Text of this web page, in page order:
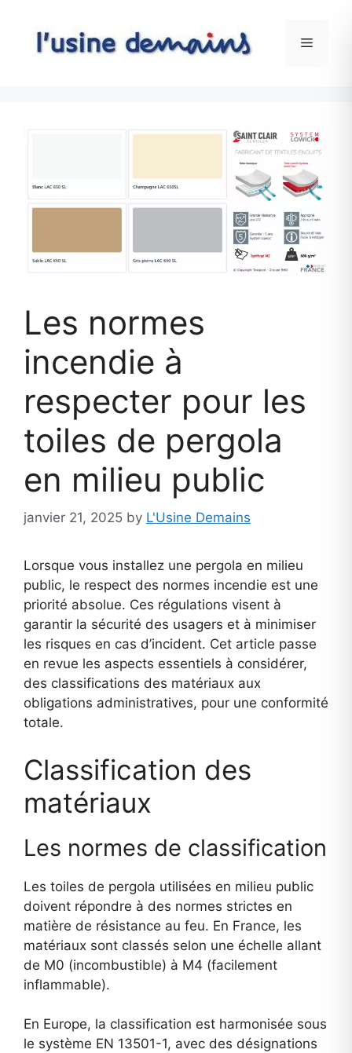
content
Menu
Les normes
incendie à
respecter pour les
toiles de pergola
en milieu public
janvier 21, 2025 by L'Usine Demains
Lorsque vous installez une pergola en milieu
public, le respect des normes incendie est une
priorité absolue. Ces régulations visent à
garantir la sécurité des usagers et à minimiser
les risques en cas d’incident. Cet article passe
en revue les aspects essentiels à considérer,
des classifications des matériaux aux
obligations administratives, pour une conformité
totale.
Classification des
matériaux
Les normes de classification
Les toiles de pergola utilisées en milieu public
doivent répondre à des normes strictes en
matière de résistance au feu. En France, les
matériaux sont classés selon une échelle allant
de M0 (incombustible) à M4 (facilement
inflammable).
En Europe, la classification est harmonisée sous
le système EN 13501-1, avec des désignations